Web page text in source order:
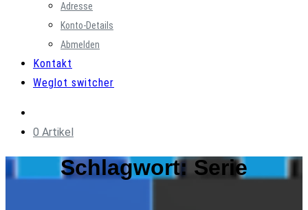
Adresse
Konto-Details
Abmelden
Kontakt
Weglot switcher
0 Artikel
Schlagwort:Serie